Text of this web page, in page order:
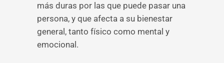
más duras por las que puede pasar una
persona, y que afecta a su bienestar
general, tanto físico como mental y
emocional.